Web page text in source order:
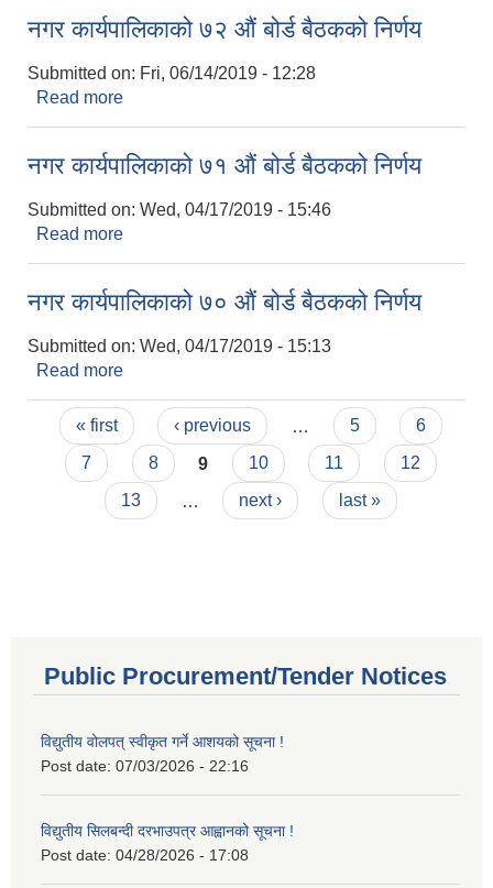
नगर कार्यपालिकाको ७२ औं बोर्ड बैठकको निर्णय
Submitted on: Fri, 06/14/2019 - 12:28
Read more
नगर कार्यपालिकाको ७१ औं बोर्ड बैठकको निर्णय
Submitted on: Wed, 04/17/2019 - 15:46
Read more
नगर कार्यपालिकाको ७० औं बोर्ड बैठकको निर्णय
Submitted on: Wed, 04/17/2019 - 15:13
Read more
Pages
« first ‹ previous 5
6
7
8 9 10 11
12
13
next › last »
Public Procurement/Tender Notices
विद्युतीय वोलपत् स्वीकृत गर्ने आशयको सूचना !
Post date: 07/03/2026 - 22:16
विद्युतीय सिलबन्दी दरभाउपत्र आह्वानको सूचना !
Post date: 04/28/2026 - 17:08